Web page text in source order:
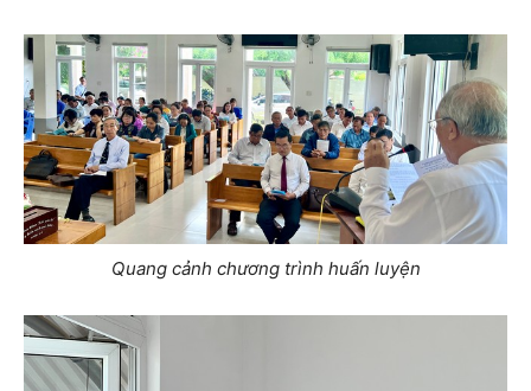
Quang cảnh chương trình huấn luyện